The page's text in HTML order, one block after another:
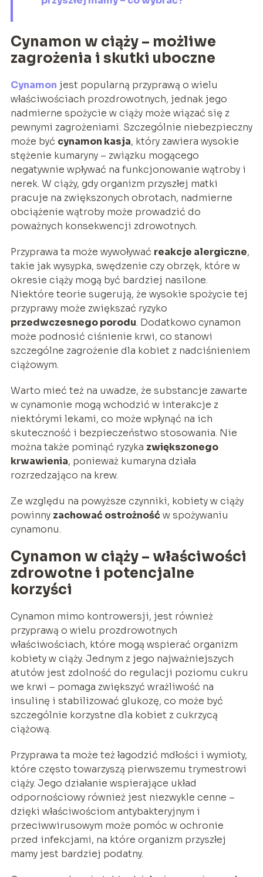
Cynamon w ciąży – możliwe
zagrożenia i skutki uboczne
Cynamon jest popularną przyprawą o wielu
właściwościach prozdrowotnych, jednak jego
nadmierne spożycie w ciąży może wiązać się z
pewnymi zagrożeniami. Szczególnie niebezpieczny
może być cynamon kasja, który zawiera wysokie
stężenie kumaryny – związku mogącego
negatywnie wpływać na funkcjonowanie wątroby i
nerek. W ciąży, gdy organizm przyszłej matki
pracuje na zwiększonych obrotach, nadmierne
obciążenie wątroby może prowadzić do
poważnych konsekwencji zdrowotnych.
Przyprawa ta może wywoływać reakcje alergiczne,
takie jak wysypka, swędzenie czy obrzęk, które w
okresie ciąży mogą być bardziej nasilone.
Niektóre teorie sugerują, że wysokie spożycie tej
przyprawy może zwiększać ryzyko
przedwczesnego porodu. Dodatkowo cynamon
może podnosić ciśnienie krwi, co stanowi
szczególne zagrożenie dla kobiet z nadciśnieniem
ciążowym.
Warto mieć też na uwadze, że substancje zawarte
w cynamonie mogą wchodzić w interakcje z
niektórymi lekami, co może wpłynąć na ich
skuteczność i bezpieczeństwo stosowania. Nie
można także pominąć ryzyka zwiększonego
krwawienia, ponieważ kumaryna działa
rozrzedzająco na krew.
Ze względu na powyższe czynniki, kobiety w ciąży
powinny zachować ostrożnośćw spożywaniu
cynamonu.
Cynamon w ciąży – właściwości
zdrowotne i potencjalne
korzyści
Cynamon mimo kontrowersji, jest również
przyprawą o wielu prozdrowotnych
właściwościach, które mogą wspierać organizm
kobiety w ciąży. Jednym z jego najważniejszych
atutów jest zdolność do regulacji poziomu cukru
we krwi – pomaga zwiększyć wrażliwość na
insulinę i stabilizować glukozę, co może być
szczególnie korzystne dla kobiet z cukrzycą
ciążową.
Przyprawa ta może też łagodzić mdłości i wymioty,
które często towarzyszą pierwszemu trymestrowi
ciąży. Jego działanie wspierające układ
odpornościowy również jest niezwykle cenne –
dzięki właściwościom antybakteryjnym i
przeciwwirusowym może pomóc w ochronie
przed infekcjami, na które organizm przyszłej
mamy jest bardziej podatny.